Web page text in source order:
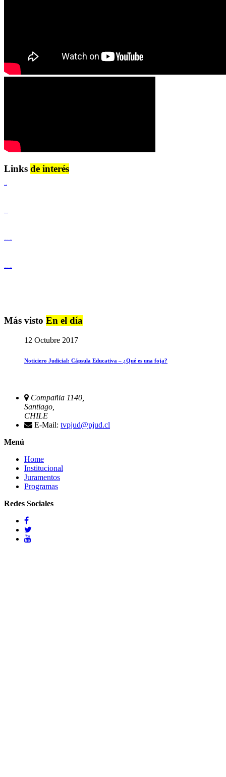
Links de interés
Más visto En el día
12 Octubre 2017
Noticiero Judicial: Cápsula Educativa – ¿Qué es una foja?
Compañia 1140,
Santiago,
CHILE
E-Mail: tvpjud@pjud.cl
Menú
Home
Institucional
Juramentos
Programas
Redes Sociales